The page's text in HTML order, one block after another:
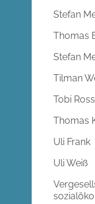
Stefan
Thomas
Stefan
Tilman
Tobi
Thomas
Uli Frank
Uli Weiß